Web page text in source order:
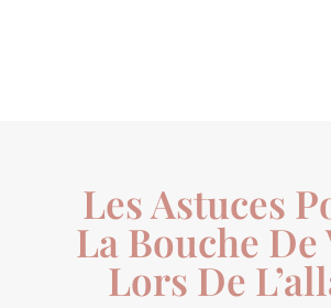
Les Astuces
La Bouche De
Lors De